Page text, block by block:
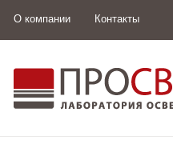
О компании Контакты